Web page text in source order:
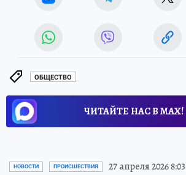
ОБЩЕСТВО
ЧИТАЙТЕ НАС В МАХ!
НОВОСТИ ПРОИСШЕСТВИЯ 27 апреля 2026 8:03